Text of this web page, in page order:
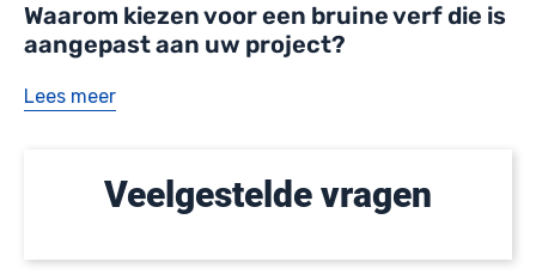
Waarom kiezen voor een bruine verf die is
aangepast aan uw project?
Lees meer
Veelgestelde vragen